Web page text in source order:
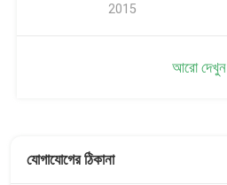
2015
আরো দেখুন
যোগাযোগের ঠিকানা